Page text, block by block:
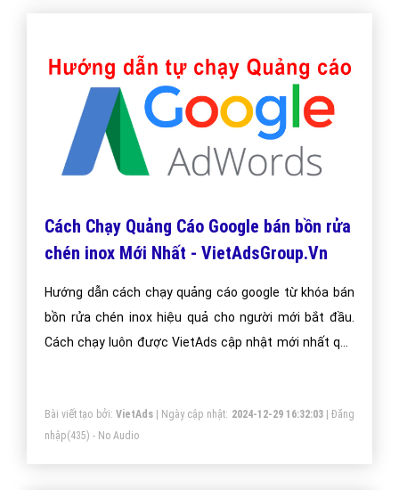
Cách Chạy Quảng Cáo Google bán bồn rửa
chén inox Mới Nhất - VietAdsGroup.Vn
Hướng dẫn cách chạy quảng cáo google từ khóa bán
bồn rửa chén inox hiệu quả cho người mới bắt đầu.
Cách chạy luôn được VietAds cập nhật mới nhất qua
Bài viết tạo bởi: VietAds| Ngày cập nhật: 2024-12-29 16:32:03|Đăng
nhập(435) - No Audio